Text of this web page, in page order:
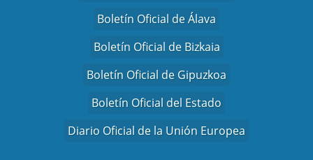
Boletín Oficial de Álava
Boletín Oficial de Bizkaia
Boletín Oficial de Gipuzkoa
Boletín Oficial del Estado
Diario Oficial de la Unión Europea